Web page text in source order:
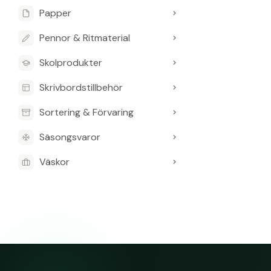
Papper
Pennor & Ritmaterial
Skolprodukter
Skrivbordstillbehör
Sortering & Förvaring
Säsongsvaror
Väskor